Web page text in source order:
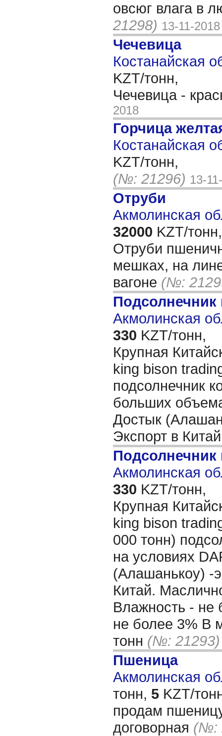
овсюг влага в
21298) 13-11-2018
Чечевица
Костанайская
KZT/тонн,
Чечевица -
2018
Горчица
Костанайская
KZT/тонн,
(№: 21296) 13-
Отруби
Акмолинская
32000 KZT/тонн,
Отруби
мешках, на
вагоне (№:
Подсолнечник
Акмолинская
330 KZT/тонн,
Крупная
king bison
подсолнечник
больших
Достык
Экспорт в
Акмолинская
330 KZT/тонн,
Крупная
king bison
000 тонн)
на условиях
(Алашанькоу) -
Китай.
Влажность - не
не более 3% В
тонн (№: 21293)
Пшеница
Акмолинская
тонн, 5 KZT/
продам
договорная (№: